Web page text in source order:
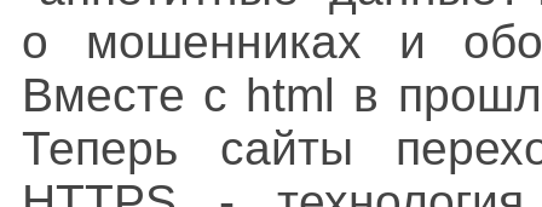
о мошенниках и обо
Вместе с html в
Теперь сайты